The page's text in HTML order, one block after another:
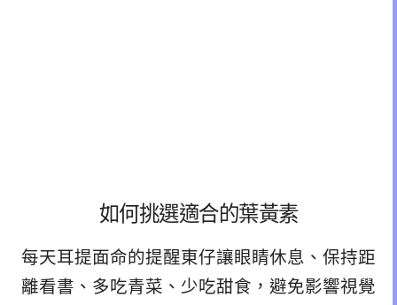
如何挑選適合的葉黃素
每天耳提面命的提醒東仔讓眼睛休息、保持距
離看書、多吃青菜、少吃甜食，避免影響視覺